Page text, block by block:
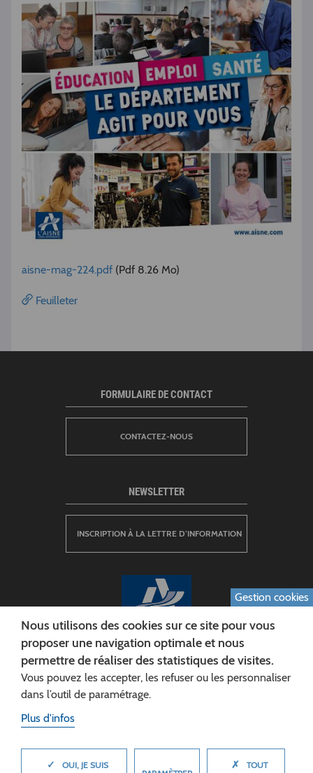
aisne-mag-224.pdf (Pdf 8.26 Mo)
Feuilleter
CONSEIL DÉPARTEMENTAL DE L'AISNE
Siège :
FORMULAIRE DE CONTACT
CONTACTEZ-NOUS
NEWSLETTER
INSCRIPTION À LA LETTRE D’INFORMATION
Gestion cookies
Nous utilisons des cookies sur ce site pour vous
proposer une navigation optimale et nous
permettre de réaliser des statistiques de visites.
Vous pouvez les accepter, les refuser ou les personnaliser
dans l’outil de paramétrage.
Plus d'infos
✓ OUI, JE SUIS ✗ TOUT
MASQUER